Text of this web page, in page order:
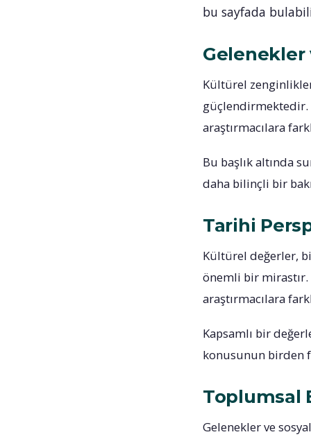
bu sayfada
Kültürel
güçlendirmektedir.
araştırmacılara
Bu başlık altında
daha bilinçli bir
Tarihi
Kültürel değerler,
önemli bir mirastır.
araştırmacılara
Kapsamlı bir
konusunun birden
Toplumsal
Gelenekler ve